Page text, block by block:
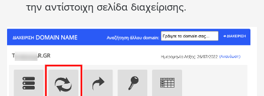
την αντίστοιχη σελίδα διαχείρισης.